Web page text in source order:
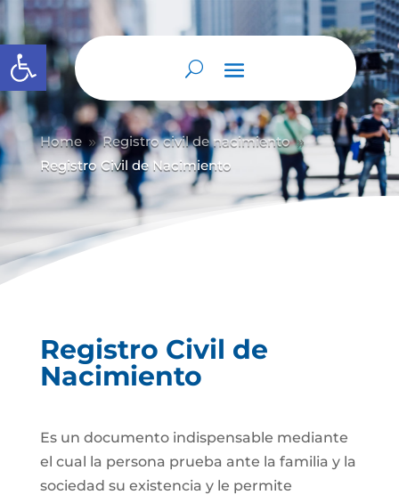
Abrir barra de herramientas
Home 9 Registro civil de nacimiento 9
Registro Civil de Nacimiento
Registro Civil de
Nacimiento
Es un documento indispensable mediante
el cual la persona prueba ante la familia y la
sociedad su existencia y le permite